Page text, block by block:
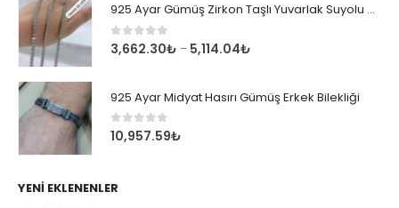
925 Ayar Gümüş Zirkon Taşlı Yuvarlak Suyolu Bileklik
0 out of 5
3,662.30₺ – 5,114.04₺
925 Ayar Midyat Hasırı Gümüş Erkek Bilekliği
0out of 5
10,957.59₺
YENI EKLENENLER